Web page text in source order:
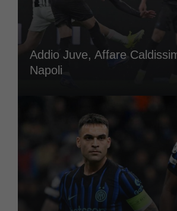
Addio Juve, Affare
Napoli